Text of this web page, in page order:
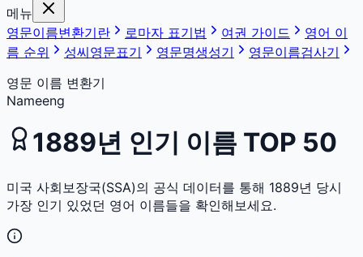
메뉴
영문이름변환기란
로마자 표기법 여권 가이드
영어 이
름 순위
성씨영문표기 영문명생성기
영문이름검사기
영문 이름 변환기
Nameeng
1889년 인기 이름 TOP 50
미국 사회보장국(SSA)의 공식 데이터를 통해 1889년 당시
가장 인기 있었던 영어 이름들을 확인해보세요.